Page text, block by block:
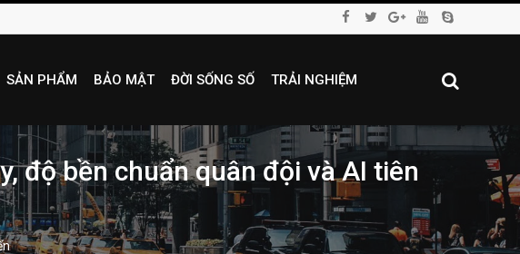
SẢN PHẨM BẢO MẬT ĐỜI SỐNG SỐ TRẢI NGHIỆM
độ bền chuẩn quân đội và AI tiên